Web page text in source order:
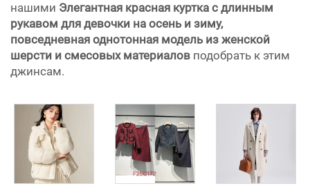
нашими Элегантная красная куртка с длинным
рукавом для девочки на осень и зиму,
повседневная однотонная модель из женской
шерсти и смесовых материалов подобрать к этим
джинсам.